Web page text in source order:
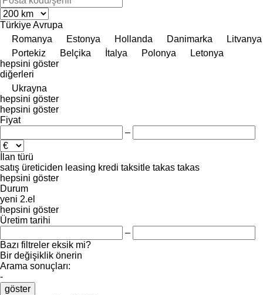
TürkiyeAvrupa
Romanya
Estonya Hollanda Danimarka
Litvanya
Portekiz
Belçika İtalya Polonya
Letonya
hepsini göster
diğerleri
Ukrayna
hepsini göster
hepsini göster
Fiyat
–
İlan türü
satış üreticiden leasing kredi taksitle takas takas
hepsini göster
Durum
yeni 2.el
hepsini göster
Üretim tarihi
–
Bazı filtreler eksik mi?
Bir değişiklik önerin
Arama sonuçları:
-
göster